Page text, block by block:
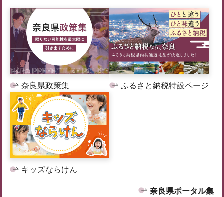
奈良県政策集 ふるさと納税特設ページ
キッズならけん
奈良県ポータル集